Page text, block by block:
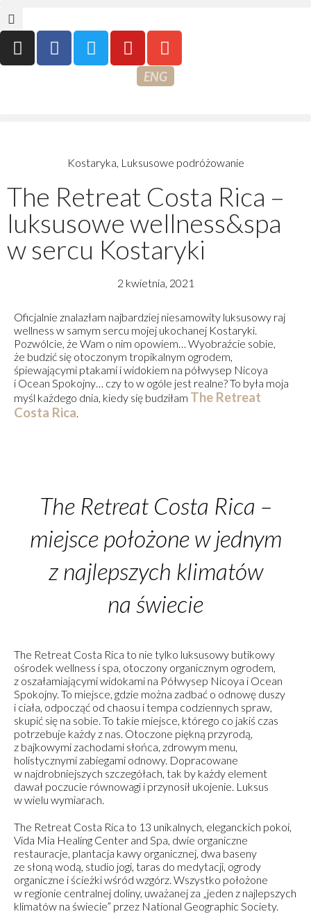
ENG
Kostaryka, Luksusowe podróżowanie
The Retreat Costa Rica –
luksusowe wellness&spa
w sercu Kostaryki
2 kwietnia, 2021
Oficjalnie znalazłam najbardziej niesamowity luksusowy raj
wellness w samym sercu mojej ukochanej Kostaryki.
Pozwólcie, że Wam o nim opowiem… Wyobraźcie sobie,
że budzić się otoczonym tropikalnym ogrodem,
śpiewającymi ptakami i widokiem na półwysep Nicoya
i Ocean Spokojny… czy to w ogóle jest realne? To była moja
myśl każdego dnia, kiedy się budziłam The Retreat
Costa Rica.
The Retreat Costa Rica –
miejsce położone w jednym
z najlepszych klimatów
na świecie
The Retreat Costa Rica to nie tylko luksusowy butikowy
ośrodek wellness i spa, otoczony organicznym ogrodem,
z oszałamiającymi widokami na Półwysep Nicoya i Ocean
Spokojny. To miejsce, gdzie można zadbać o odnowę duszy
i ciała, odpocząć od chaosu i tempa codziennych spraw,
skupić się na sobie. To takie miejsce, którego co jakiś czas
potrzebuje każdy z nas. Otoczone piękną przyrodą,
z bajkowymi zachodami słońca, zdrowym menu,
holistycznymi zabiegami odnowy. Dopracowane
w najdrobniejszych szczegółach, tak by każdy element
dawał poczucie równowagi i przynosił ukojenie. Luksus
w wielu wymiarach.
The Retreat Costa Rica to 13 unikalnych, eleganckich pokoi,
Vida Mia Healing Center and Spa, dwie organiczne
restauracje, plantacja kawy organicznej, dwa baseny
ze słoną wodą, studio jogi, taras do medytacji, ogrody
organiczne i ścieżki wśród wzgórz. Wszystko położone
w regionie centralnej doliny, uważanej za „jeden z najlepszych
klimatów na świecie” przez National Geographic Society.